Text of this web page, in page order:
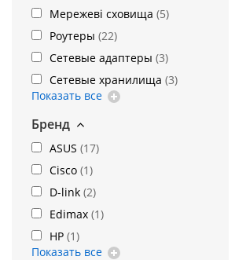
Мережеві сховища (5)
Роутеры (22)
Сетевые адаптеры (3)
Сетевые хранилища (3)
Показать все
Бренд
ASUS (17)
Cisco (1)
D-link (2)
Edimax (1)
HP (1)
Показать все